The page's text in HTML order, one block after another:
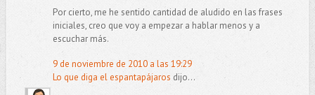
Por cierto, me he sentido cantidad de aludido en las frases
iniciales, creo que voy a empezar a hablar menos y a
escuchar más.
9 de noviembre de 2010 a las 19:29
Lo que diga el espantapájaros dijo...